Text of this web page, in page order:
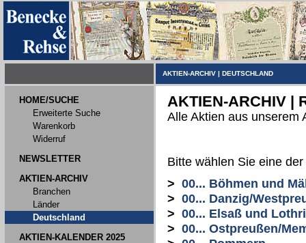
AKTIEN-ARCHIV | DEUTSCHLAND
HOME/SUCHE
Erweiterte Suche
Warenkorb
Widerruf
NEWSLETTER
AKTIEN-ARCHIV
Branchen
Länder
Deutschland
AKTIEN-KALENDER 2025
AKTIEN-ARCHIV |
Alle Aktien aus unserem
Bitte wählen Sie eine
> 00... Böhmen und
> 00... Danzig/
> 00... Elsaß und
> 00... Ostpreußen/